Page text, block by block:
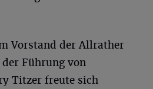
Vorstand der Allrather
Führung von
Titzer freute sich